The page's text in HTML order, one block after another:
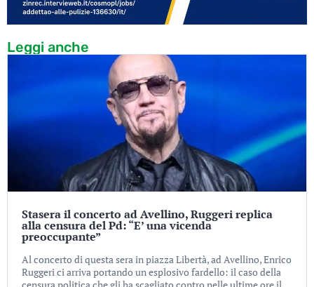
Leggi anche
Stasera il concerto ad Avellino, Ruggeri replica
alla censura del Pd: “E’ una vicenda
preoccupante”
Al concerto di questa sera in piazza Libertà, ad Avellino, Enrico
Ruggeri ci arriva portando un esplosivo fardello: il caso della